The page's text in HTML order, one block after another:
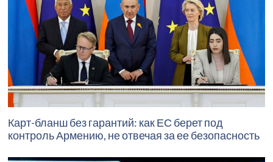
Карт-бланш без гарантий: как ЕС берет под
контроль Армению, не отвечая за ее безопасность